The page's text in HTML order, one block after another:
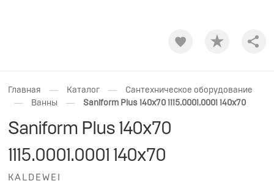
Главная — Каталог — Сантехническое оборудование
— Ванны — Saniform Plus 140x70 1115.0001.0001 140x70
Saniform Plus 140x70
1115.0001.0001 140x70
KALDEWEI